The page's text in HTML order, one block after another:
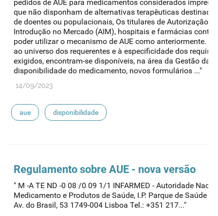
pedidos de AUE para medicamentos considerados
que não disponham de alternativas terapêuticas
de doentes ou populacionais, Os titulares de Autorização de
Introdução no Mercado (AIM), hospitais e farmácias
poder utilizar o mecanismo de AUE como anteriormente.
ao universo dos requerentes e à especificidade dos
exigidos, encontram-se disponíveis, na área da Gestão da
disponibilidade do medicamento, novos formulários ..."
14/09/2023
aue disponibilidade
Regulamento sobre AUE - nova versão
" M -A TE ND -0 08 /0 09 1/1 INFARMED - Autoridade
Medicamento e Produtos de Saúde, I.P. Parque de Saúde
Av. do Brasil, 53 1749-004 Lisboa Tel.: +351 217..."